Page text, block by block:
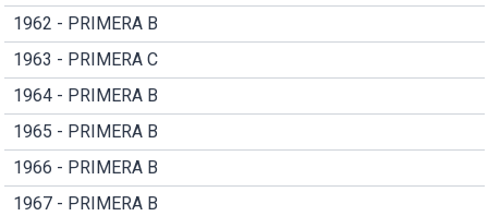
1962 - PRIMERA B
1963 - PRIMERA C
1964 - PRIMERA B
1965 - PRIMERA B
1966 - PRIMERA B
1967 - PRIMERA B